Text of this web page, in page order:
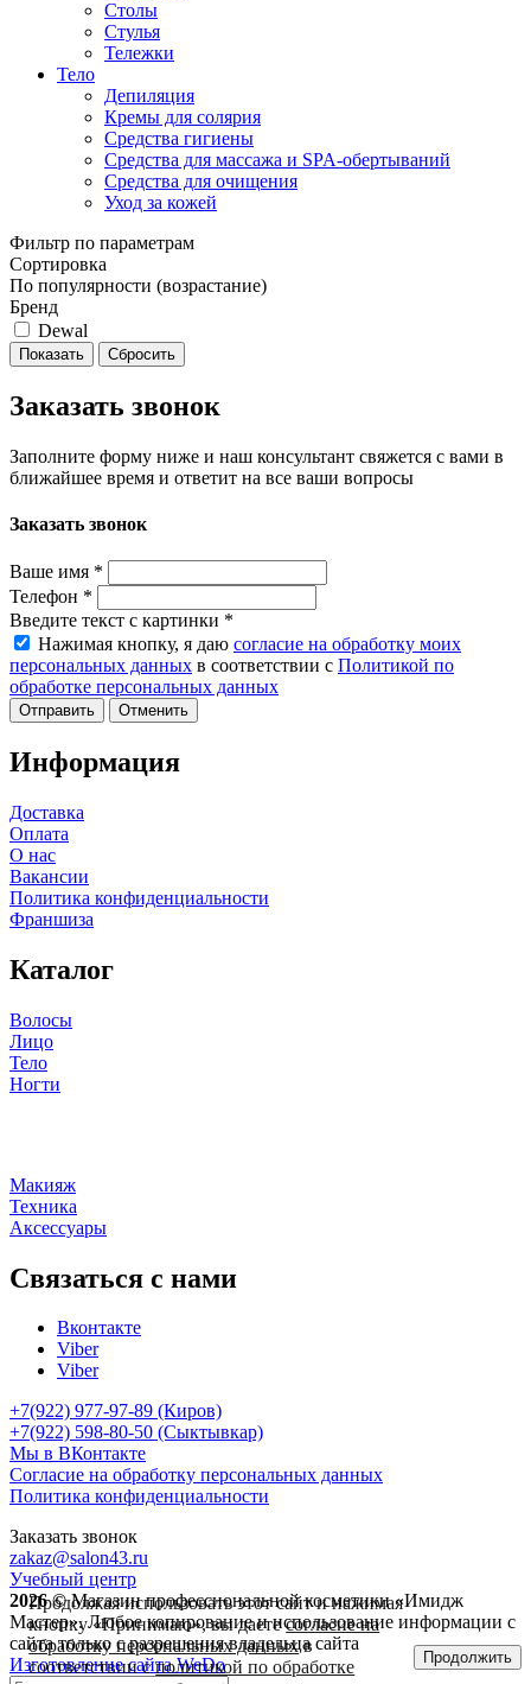
Столы
Стулья
Тележки
Тело
Депиляция
Кремы для солярия
Средства гигиены
Средства для массажа и SPA-обертываний
Средства для очищения
Уход за кожей
Фильтр по параметрам
Сортировка
По популярности (возрастание)
Бренд
Dewal
Сбросить
Заказать звонок
Заполните форму ниже и наш консультант свяжется с вами в
ближайшее время и ответит на все ваши вопросы
Заказать звонок
Ваше имя *
Телефон *
Введите текст с картинки *
Нажимая кнопку, я даю согласие на обработку моих
персональных данных в соответствии с Политикой по
обработке персональных данных
Отменить
Информация
Доставка
Оплата
О нас
Вакансии
Политика конфиденциальности
Франшиза
Каталог
Волосы
Лицо
Тело
Ногти
Макияж
Техника
Аксессуары
Связаться с нами
Вконтакте
Viber
Viber
+7(922) 977-97-89 (Киров)
+7(922) 598-80-50 (Сыктывкар)
Мы в ВКонтакте
Согласие на обработку персональных данных
Политика конфиденциальности
Заказать звонок
zakaz@salon43.ru
Учебный центр
2026 ©Магазин профессиональной косметики «Имидж
Мастер». Любое копирование и использование информации с
сайта только с разрешения владельца сайта
Изготовление сайта WeDo
Продолжая использовать этот сайт и нажимая
кнопку «Принимаю», вы даетесогласие на
обработку персональных данныхв
соответствии сполитикой по обработке
Продолжить